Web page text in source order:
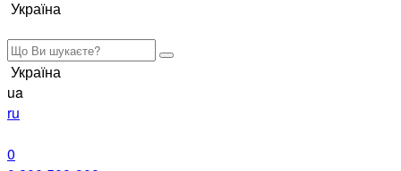
Україна
Україна
ua
ru
0